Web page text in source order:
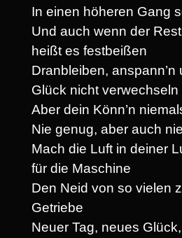
In einen höheren Gang
Und auch wenn der
heißt es festbeißen
Dranbleiben,
Glück nicht verwechseln
Aber dein Könn’n
Nie genug, aber auch
Mach die Luft in deiner
für die Maschine
Den Neid von so vielen
Getriebe
Neuer Tag, neues